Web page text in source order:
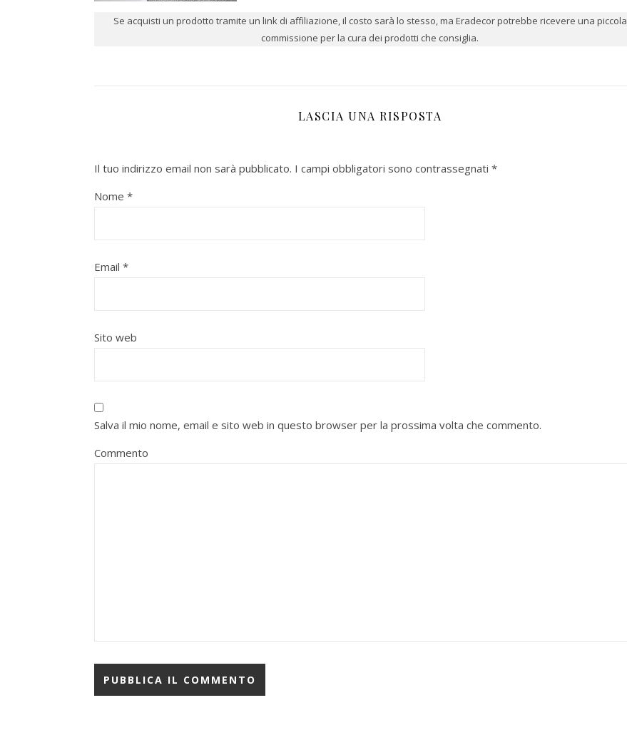
Se acquisti un prodotto tramite un link di affiliazione, il costo sarà lo stesso, ma Eradecor potrebbe ricevere una piccola
commissione per la cura dei prodotti che consiglia.
LASCIA UNA RISPOSTA
Il tuo indirizzo email non sarà pubblicato. I campi obbligatori sono contrassegnati *
Nome *
Email *
Sito web
Salva il mio nome, email e sito web in questo browser per la prossima volta che commento.
Commento